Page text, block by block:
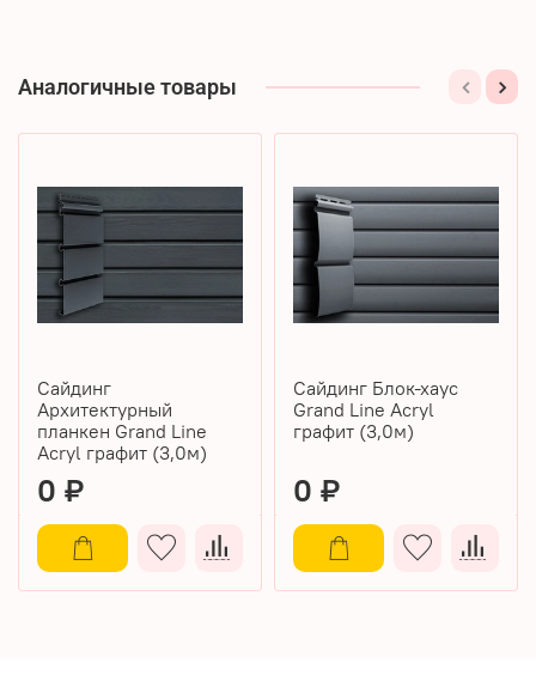
Аналогичные товары
Сайдинг
Архитектурный
планкен Grand Line
Acryl графит (3,0м)
0 ₽
Сайдинг Блок-хаус
Grand Line Acryl
графит (3,0м)
0 ₽